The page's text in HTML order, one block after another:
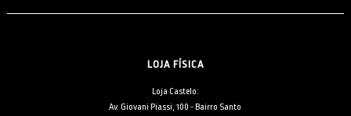
LOJA FÍSICA
Loja Castelo:
Av. Giovani Piassi, 100 - Bairro Santo